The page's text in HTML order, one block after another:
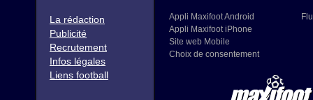
La rédaction
Publicité
Recrutement
Infos légales
Liens football
Appli Maxifoot Android
Appli Maxifoot iPhone
Site web Mobile
Choix de consentement